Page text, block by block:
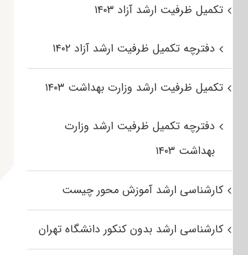
تکمیل ظرفیت ارشد آزاد ۱۴۰۳
دفترچه تکمیل ظرفیت ارشد آزاد ۱۴۰۲
تکمیل ظرفیت ارشد وزارت بهداشت ۱۴۰۳
دفترچه تکمیل ظرفیت ارشد وزارت
بهداشت ۱۴۰۳
کارشناسی ارشد آموزش محور چیست
کارشناسی ارشد بدون کنکور دانشگاه تهران